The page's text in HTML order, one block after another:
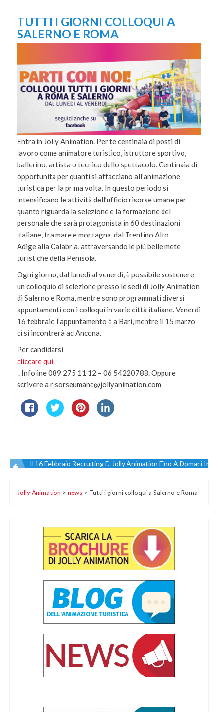
TUTTI I GIORNI COLLOQUI A
SALERNO E ROMA
Entra in Jolly Animation. Per te centinaia di posti di
lavoro come animatore turistico, istruttore sportivo,
ballerino, artista o tecnico dello spettacolo. Centinaia di
opportunità per quanti si affacciano all’animazione
turistica per la prima volta. In questo periodo si
intensificano le attività dell’ufficio risorse umane per
quanto riguarda la selezione e la formazione del
personale che sarà protagonista in 60 destinazioni
italiane, tra mare e montagna, dal Trentino Alto
Adige alla Calabria, attraversando le più belle mete
turistiche della Penisola.
Ogni giorno, dal lunedì al venerdì, è possibile sostenere
un colloquio di selezione presso le sedi di Jolly Animation
di Salerno e Roma, mentre sono programmati diversi
appuntamenti con i colloqui in varie città italiane. Venerdì
16 febbraio l’appuntamento è a Bari, mentre il 15 marzo
ci si incontrerà ad Ancona.
Per candidarsi
cliccare qui
. Infoline 089 275 11 12 – 06 54220788. Oppure
scrivere a risorseumane@jollyanimation.com
Navigazione
Il 16 Febbraio Recruiting Day A BariJolly Animation Fino A Domani In
Jolly Animation > news > Tutti i giorni colloqui a Salerno e Roma